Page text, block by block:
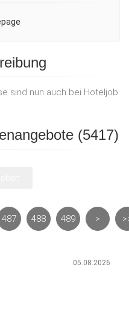
sind nun auch bei Hoteljob
(5417)
487 488 489 >
05.08.2026